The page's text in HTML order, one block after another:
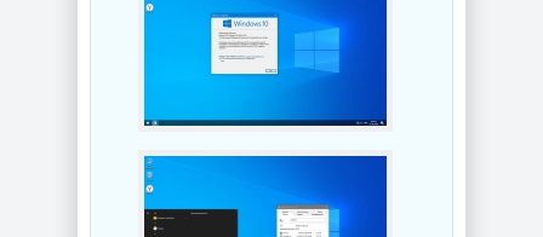
Интернет
загрузчик Internet
Download Manager